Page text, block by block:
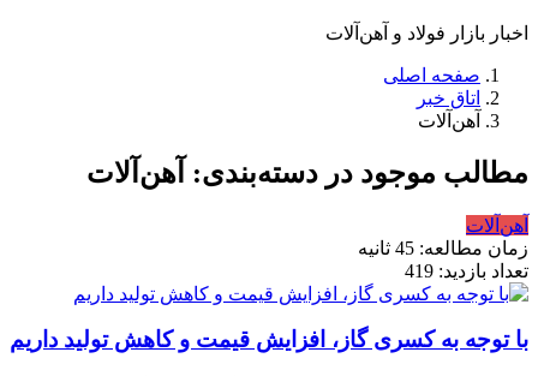
اخبار بازار فولاد و آهن‌آلات
صفحه اصلی
اتاق خبر
آهن‌آلات
مطالب موجود در دسته‌بندی: آهن‌آلات
آهن‌آلات
زمان مطالعه: 45 ثانیه
تعداد بازدید: 419
با توجه به کسری گاز، افزایش قیمت و کاهش تولید داریم